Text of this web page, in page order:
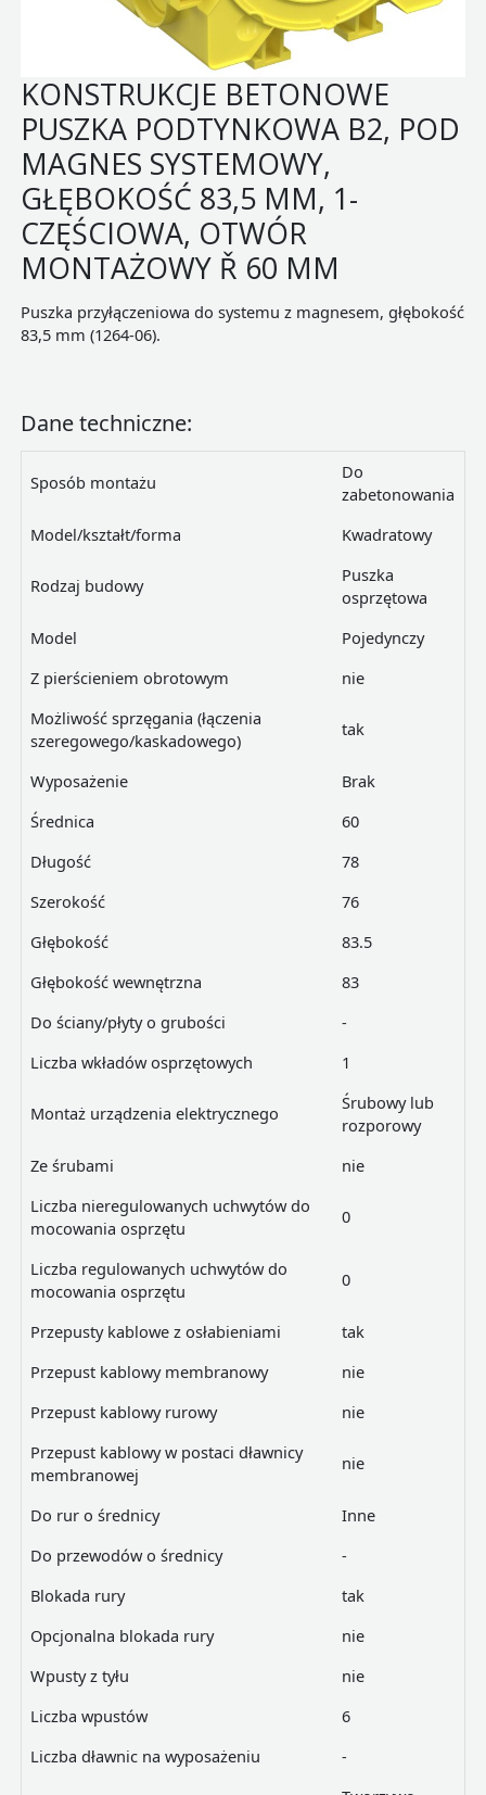
KONSTRUKCJE BETONOWE
PUSZKA PODTYNKOWA B2, POD
MAGNES SYSTEMOWY,
GŁĘBOKOŚĆ 83,5 MM, 1-
CZĘŚCIOWA, OTWÓR
MONTAŻOWY Ř 60 MM
Puszka przyłączeniowa do systemu z magnesem, głębokość
83,5 mm (1264-06).
Dane techniczne:
Sposób montażu
Do
zabetonowania
Model/kształt/forma
Kwadratowy
Rodzaj budowy
Puszka
osprzętowa
Model
Pojedynczy
Z pierścieniem obrotowym
nie
Możliwość sprzęgania (łączenia
szeregowego/kaskadowego)
tak
Wyposażenie
Brak
Średnica
60
Długość
78
Szerokość
76
Głębokość
83.5
Głębokość wewnętrzna
83
Do ściany/płyty o grubości
-
Liczba wkładów osprzętowych
1
Montaż urządzenia elektrycznego
Śrubowy lub
rozporowy
Ze śrubami
nie
Liczba nieregulowanych uchwytów do
mocowania osprzętu
0
Liczba regulowanych uchwytów do
mocowania osprzętu
0
Przepusty kablowe z osłabieniami
tak
Przepust kablowy membranowy
nie
Przepust kablowy rurowy
nie
Przepust kablowy w postaci dławnicy
membranowej
nie
Do rur o średnicy
Inne
Do przewodów o średnicy
-
Blokada rury
tak
Opcjonalna blokada rury
nie
Wpusty z tyłu
nie
Liczba wpustów
6
Liczba dławnic na wyposażeniu
-